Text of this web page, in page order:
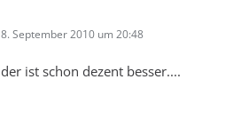
8. September 2010 um 20:48
der ist schon dezent besser....